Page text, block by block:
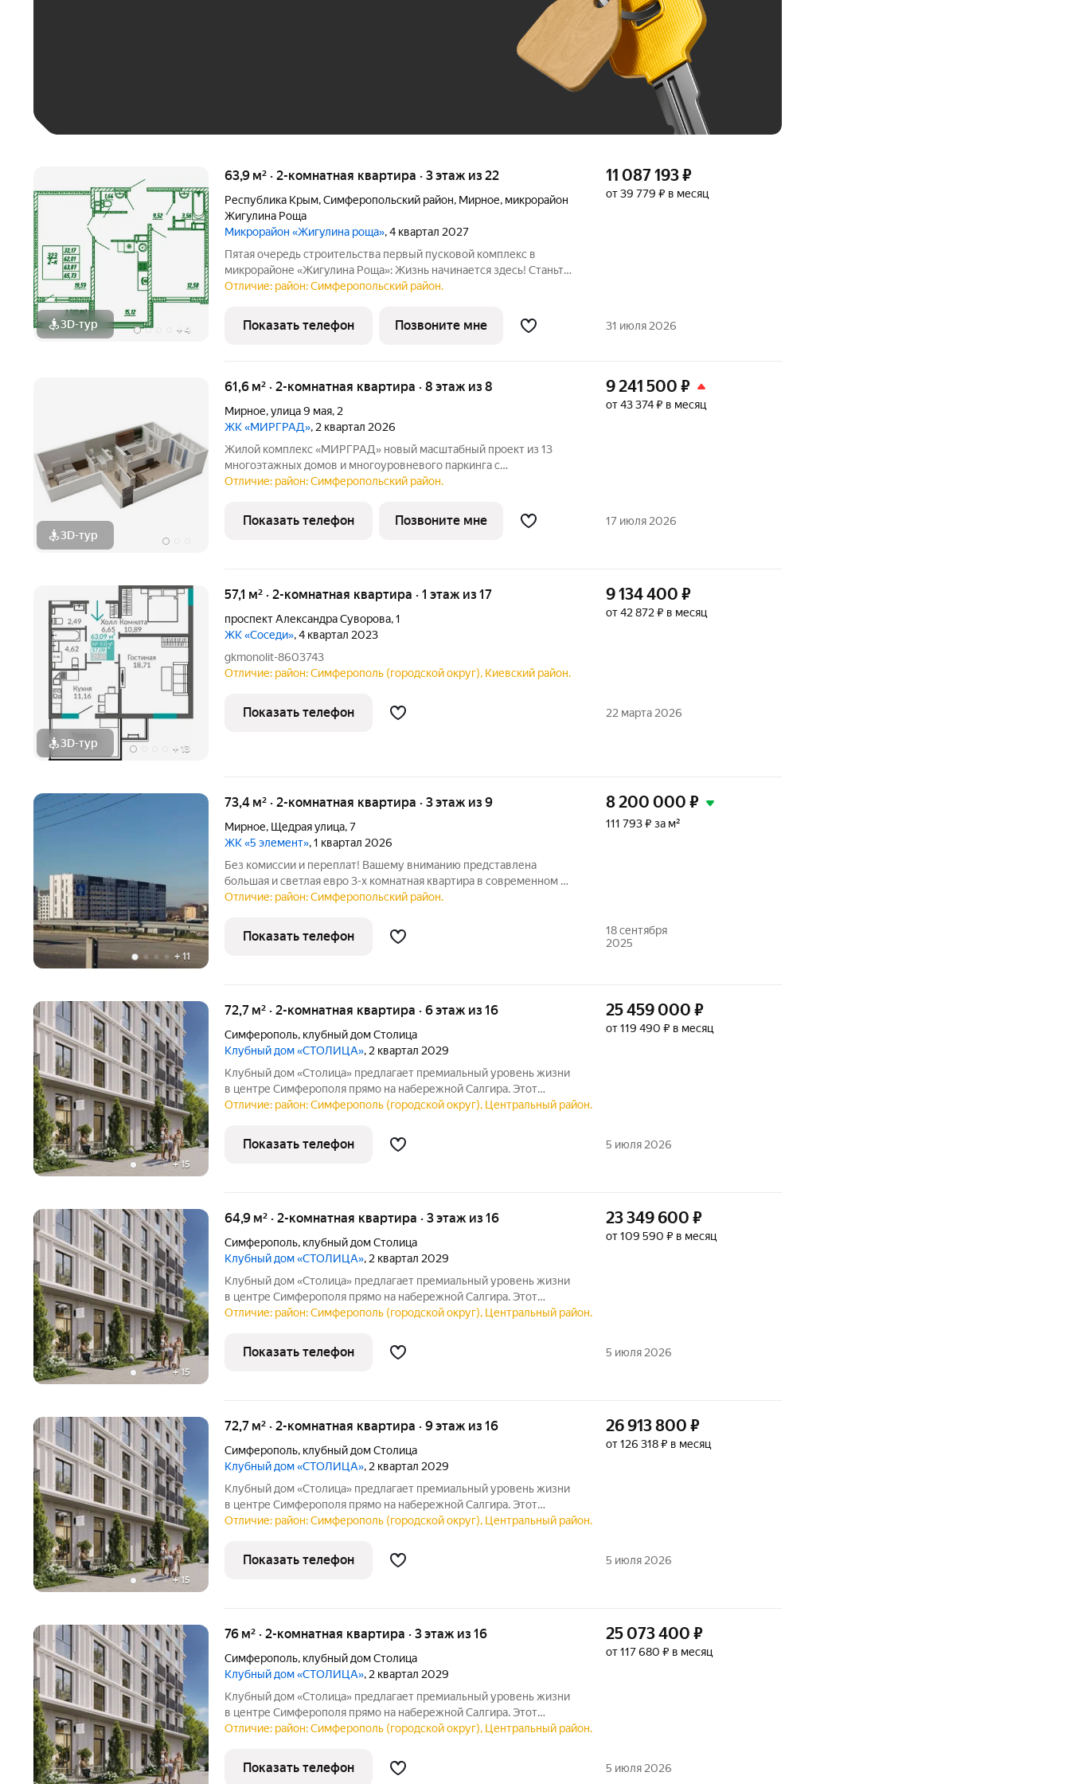
3D-тур + 4
63,9 м² · 2-комнатная квартира · 3 этаж из 22
Республика Крым,Симферопольский район, Мирное, микрорайон
Жигулина Роща
Микрорайон «Жигулина роща», 4 квартал 2027
Пятая очередь строительства первый пусковой комплекс в
микрорайоне «Жигулина Роща»: Жизнь начинается здесь! Станьте
первопроходцами в уникальном пространстве, где современный
микрорайона
11 087 193₽
от 39 779 ₽ в месяц
Отличие: район: Симферопольский район.
Показать телефон Позвоните мне 31 июля 2026
3D-тур
61,6 м² · 2-комнатная квартира · 8 этаж из 8
Мирное,улица 9 мая, 2
ЖК «МИРГРАД», 2 квартал 2026
Жилой комплекс «МИРГРАД» новый масштабный проект из 13
многоэтажных домов и многоуровневого паркинга с
эксплуатируемой крышей. - Село Мирное один из ближайших
живописной локации на
9 241 500 ₽
от 43 374 ₽ в месяц
Отличие: район: Симферопольский район.
Показать телефон Позвоните мне 17 июля 2026
3D-тур + 13
57,1 м² · 2-комнатная квартира · 1 этаж из 17
проспект Александра Суворова,1
ЖК «Соседи», 4 квартал 2023
gkmonolit-8603743
9 134 400 ₽
от 42 872 ₽ в месяц
Отличие: район: Симферополь (городской округ), Киевский район.
Показать телефон 22 марта 2026
+ 11
73,4 м² · 2-комнатная квартира · 3 этаж из 9
Мирное, Щедрая улица,7
ЖК «5 элемент», 1 квартал 2026
Без комиссии и переплат! Вашему вниманию представлена
большая и светлая евро 3-х комнатная квартира в современном 9-
ти этажном доме ЖК 5 ЭЛЕМЕНТ, рядом с выездом на
КВАРТИРЫ: КУХНЯ-ГОСТИНАЯ
8 200 000 ₽
111 793 ₽ за м²
Отличие: район: Симферопольский район.
Показать телефон
18 сентября
2025
+15
72,7 м² · 2-комнатная квартира · 6 этаж из 16
Симферополь, клубный дом Столица
Клубный дом «СТОЛИЦА», 2 квартал 2029
Клубный дом «Столица» предлагает премиальный уровень жизни
в центре Симферополя прямо на набережной Салгира. Этот
проект создан для тех, кто ищет не просто жильё, а особый образ
представил в
25 459 000 ₽
от 119 490 ₽ в месяц
Отличие: район: Симферополь (городской округ), Центральный район.
Показать телефон 5 июля 2026
+15
64,9 м² · 2-комнатная квартира · 3 этаж из 16
Симферополь, клубный дом Столица
Клубный дом «СТОЛИЦА», 2 квартал 2029
Клубный дом «Столица» предлагает премиальный уровень жизни
в центре Симферополя прямо на набережной Салгира. Этот
проект создан для тех, кто ищет не просто жильё, а особый стиль и
города новый
23 349 600 ₽
от 109 590 ₽ в месяц
Отличие: район: Симферополь (городской округ), Центральный район.
Показать телефон 5 июля 2026
+15
72,7 м² · 2-комнатная квартира · 9 этаж из 16
Симферополь, клубный дом Столица
Клубный дом «СТОЛИЦА», 2 квартал 2029
Клубный дом «Столица» предлагает премиальный уровень жизни
в центре Симферополя прямо на набережной Салгира. Этот
проект создан для тех, кто ищет не просто жильё, а особый образ
представляет
26 913 800 ₽
от 126 318 ₽ в месяц
Отличие: район: Симферополь (городской округ), Центральный район.
Показать телефон 5 июля 2026
76 м² · 2-комнатная квартира · 3 этаж из 16
Симферополь, клубный дом Столица
Клубный дом «СТОЛИЦА», 2 квартал 2029
Клубный дом «Столица» предлагает премиальный уровень жизни
в центре Симферополя прямо на набережной Салгира. Этот
проект создан для тех, кто ищет не просто жильё, а особый образ
задаёт новые
25 073 400 ₽
от 117 680 ₽ в месяц
Отличие: район: Симферополь (городской округ), Центральный район.
Показать телефон 5 июля 2026